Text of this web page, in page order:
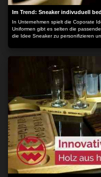
Im Trend: Sneaker indivuduell
In Unternehmen spielt die Coporate
Uniformen gibt es selten die
die Idee Sneaker zu personifizieren